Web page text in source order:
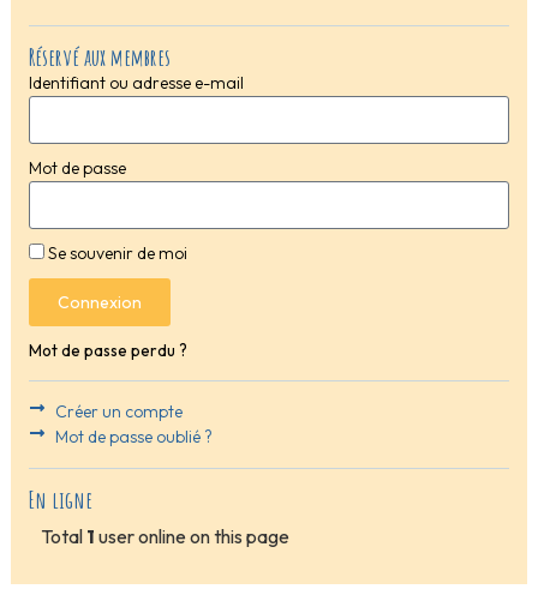
Réservé aux membres
Identifiant ou adresse e-mail
Mot de passe
Se souvenir de moi
Connexion
Mot de passe perdu ?
Créer un compte
Mot de passe oublié ?
En ligne
Total 1 user online on this page